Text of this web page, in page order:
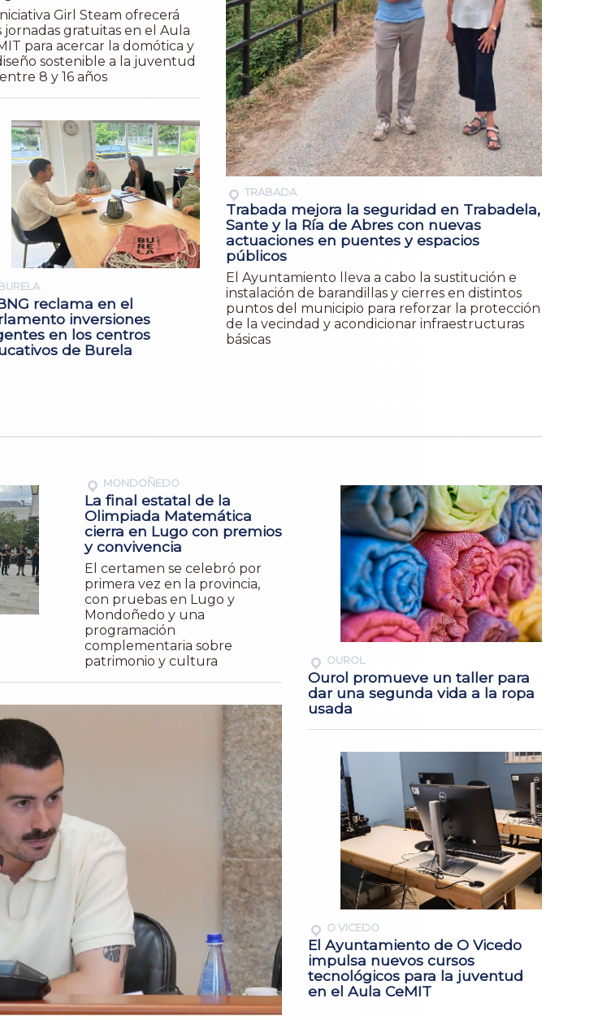
Girl Steam ofrecerá
jornadas gratuitas en el Aula
para acercar la domótica y
sostenible a la juventud
8 y 16 años
BURELA
reclama en el
inversiones
en los centros
de Burela
TRABADA
Trabada mejora la seguridad en Trabadela,
Sante y la Ría de Abres con nuevas
actuaciones en puentes y espacios
públicos
El Ayuntamiento lleva a cabo la sustitución e
instalación de barandillas y cierres en distintos
puntos del municipio para reforzar la protección
de la vecindad y acondicionar infraestructuras
básicas
MONDOÑEDO
La final estatal de la
Olimpiada Matemática
cierra en Lugo con premios
y convivencia
El certamen se celebró por
primera vez en la provincia,
con pruebas en Lugo y
Mondoñedo y una
programación
complementaria sobre
patrimonio y cultura
OUROL
Ourol promueve un taller para
dar una segunda vida a la ropa
usada
O VICEDO
El Ayuntamiento de O Vicedo
impulsa nuevos cursos
tecnológicos para la juventud
en el Aula CeMIT